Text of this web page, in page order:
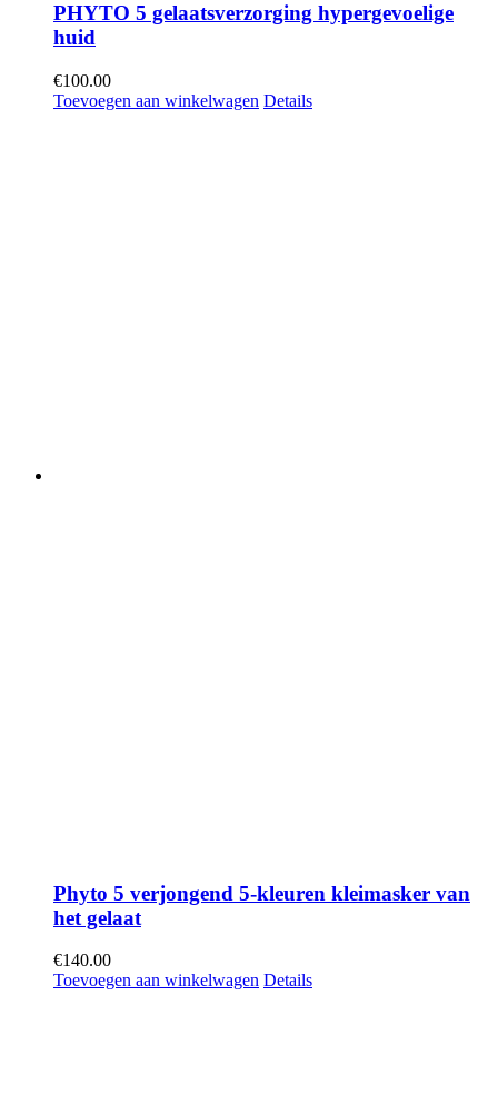
PHYTO 5 gelaatsverzorging hypergevoelige
huid
€100.00
Toevoegen aan winkelwagen Details
Phyto 5 verjongend 5-kleuren kleimasker van
het gelaat
€140.00
Toevoegen aan winkelwagen Details